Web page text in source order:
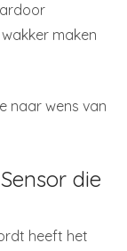
maken
naar wens van
die
heeft het